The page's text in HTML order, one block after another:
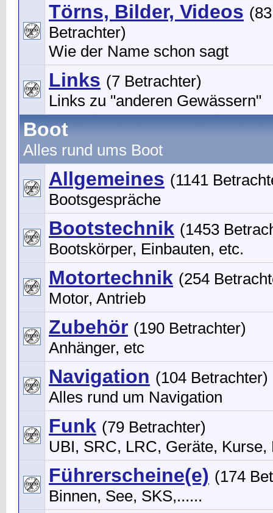
Törns, Bilder, Videos (83
Betrachter)
Wie der Name schon sagt
Links (7 Betrachter)
Links zu "anderen Gewässern"
Boot
Alles rund ums Boot
Allgemeines (1141
Bootsgespräche
Bootstechnik (1453
Bootskörper, Einbauten, etc.
Motortechnik (254
Motor, Antrieb
Zubehör (190 Betrachter)
Anhänger, etc
Navigation (104 Betrachter)
Alles rund um Navigation
Funk (79 Betrachter)
UBI, SRC, LRC, Geräte, Kurse,
Führerscheine(e) (174
Binnen, See, SKS,......